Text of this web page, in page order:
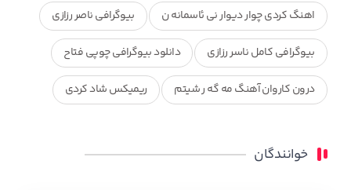
اهنگ کردی چوار دیوار نی ئاسمانه ن بیوگرافی ناصر رزازی
بیوگرافی کامل ناسر رزازی دانلود بیوگرافی چوپی فتاح
درون کاروان آهنگ مه گه ر شیتم ریمیکس شاد کردی
محمد جزا
خوانندگان